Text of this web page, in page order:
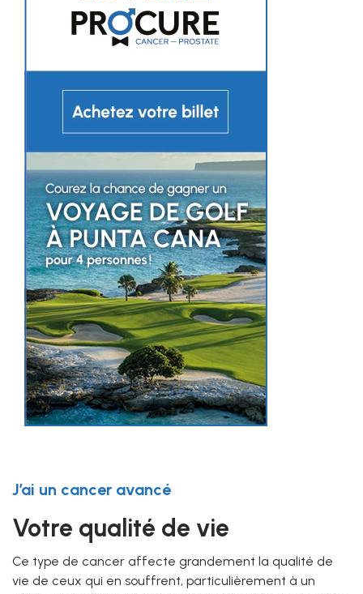
J’ai un cancer avancé
Votre qualité de vie
Ce type de cancer affecte grandement la qualité de
vie de ceux qui en souffrent, particulièrement à un